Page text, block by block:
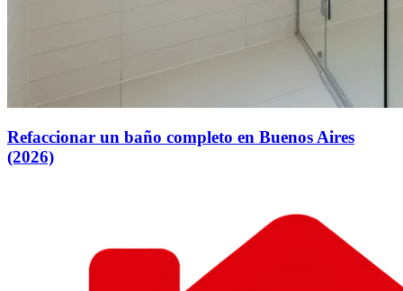
Refaccionar un baño completo en Buenos Aires
(2026)